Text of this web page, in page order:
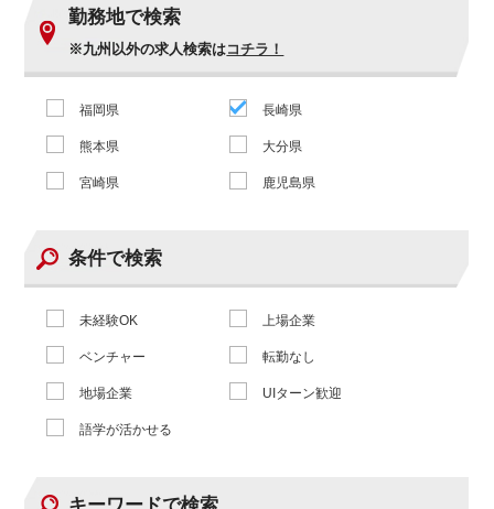
勤務地で検索
※九州以外の求人検索はコチラ！
福岡県 長崎県
熊本県 大分県
宮崎県 鹿児島県
条件で検索
未経験OK 上場企業
ベンチャー 転勤なし
地場企業 UIターン歓迎
語学が活かせる